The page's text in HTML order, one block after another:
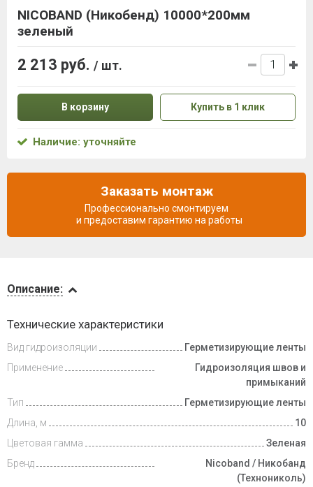
Доставка
и оплата
Описание:
Технические характеристики
Вид гидроизоляции
Герметизирующие ленты
Применение
Гидроизоляция швов и
примыканий
Тип
Герметизирующие ленты
Длина, м
10
Цветовая гамма
Зеленая
Бренд
Nicoband / Никобанд
(Технониколь)
NICOBAND (Никобенд) 10000*200мм
зеленый
2 213 руб. / шт.
В корзину Купить в 1 клик
Наличие: уточняйте
Заказать монтаж
Профессионально смонтируем
и предоставим гарантию на работы